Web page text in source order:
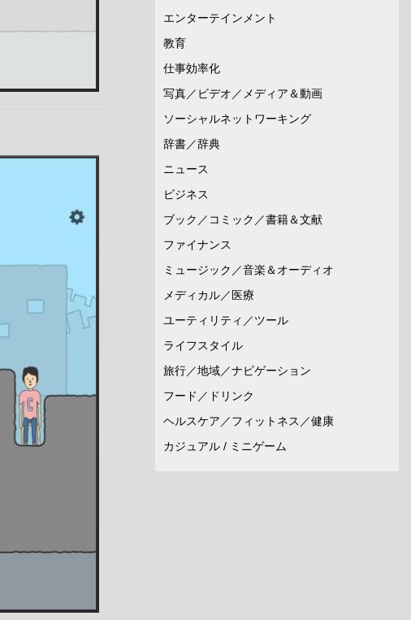
エンターテインメント
教育
仕事効率化
写真／ビデオ／メディア＆動画
ソーシャルネットワーキング
辞書／辞典
ニュース
ビジネス
ブック／コミック／書籍＆文献
ファイナンス
ミュージック／音楽＆オーディオ
メディカル／医療
ユーティリティ／ツール
ライフスタイル
旅行／地域／ナビゲーション
フード／ドリンク
ヘルスケア／フィットネス／健康
カジュアル / ミニゲーム